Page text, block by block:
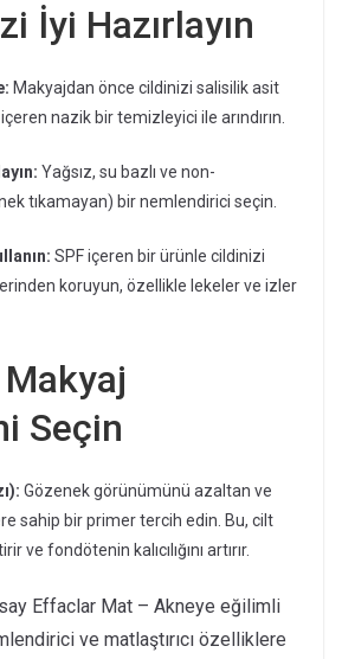
İyi Hazırlayın
Makyajdan önce cildinizi salisilik asit
nazik bir temizleyici ile arındırın.
Yağsız, su bazlı ve non-
tıkamayan) bir nemlendirici seçin.
SPF içeren bir ürünle cildinizi
koruyun, özellikle lekeler ve izler
Seçin
Gözenek görünümünü azaltan ve
sahip bir primer tercih edin. Bu, cilt
ve fondötenin kalıcılığını artırır.
Effaclar Mat – Akneye eğilimli
ve matlaştırıcı özelliklere